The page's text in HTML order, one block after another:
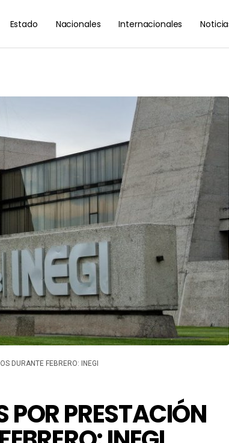
Estado Nacionales Internacionales
DURANTE FEBRERO: INEGI
POR PRESTACIÓN